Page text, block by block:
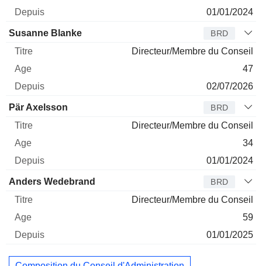
01/01/2024
Susanne Blanke BRD
Directeur/Membre du Conseil
47
02/07/2026
Pär Axelsson BRD
Directeur/Membre du Conseil
34
01/01/2024
Anders Wedebrand BRD
Directeur/Membre du Conseil
59
01/01/2025